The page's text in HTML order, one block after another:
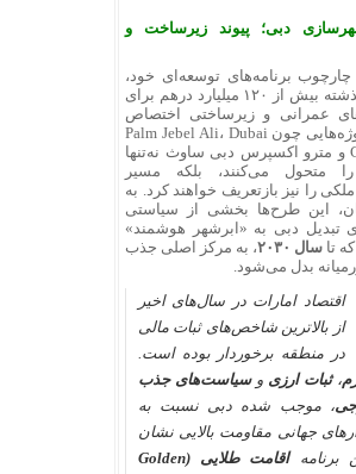
دبی؛ پیوند زیرساخت و
برنامه‌های توسعه‌ای خود،
طی دو سال گذشته بیش از ۱۲۰ میلیارد درهم برای
عمرانی و زیرساختی اختصاص
داده است. پروژه‌هایی چون Palm Jebel Ali، Dubai
Creek Harbour و مترو اکسپرس دبی ساوث نه‌تنها
متحول می‌کنند، بلکه مسیر
را نیز بازتعریف خواهند کرد. به
این طرح‌ها بخشی از سیاستی
تبدیل دبی به «ابرشهر هوشمند»
تا سال ۲۰۳۰
، به مرکز اصلی جذب
بدل می‌شود.
اقتصاد امارات در سال‌های اخیر
از بالاترین شاخص‌های ثبات مالی
در منطقه برخوردار بوده است.
،ثبات ارزی وسیاست‌های جذب
، موجب شده دبی نسبت به
جهانی مقاومت بالایی نشان
برنامه
اقامت طلایی (Golden